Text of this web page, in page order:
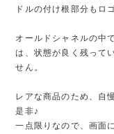
ドルの付け根部分もロ
オールドシャネルの中
は、状態が良く残って
せん。
レアな商品のため、自
是非♪
一点限りなので、画面